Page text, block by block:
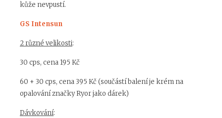
kůže nevpustí.
GS Intensun
2 různé velikosti:
30 cps, cena 195 Kč
60 + 30 cps, cena 395 Kč (součástí balení je krém na
opalování značky Ryor jako dárek)
Dávkování: